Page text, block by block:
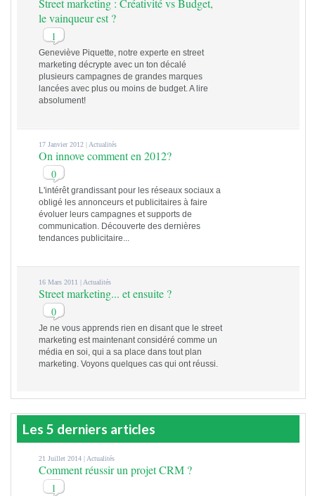
Street marketing : Créativité vs Budget,
le vainqueur est ?
1
Geneviève Piquette, notre experte en street
marketing décrypte avec un ton décalé
plusieurs campagnes de grandes marques
lancées avec plus ou moins de budget. A lire
absolument!
17 Janvier 2012 |Actualités
On innove comment en 2012?
0
L'intérêt grandissant pour les réseaux sociaux a
obligé les annonceurs et publicitaires à faire
évoluer leurs campagnes et supports de
communication. Découverte des dernières
tendances publicitaire...
16 Mars 2011 |Actualités
Street marketing... et ensuite ?
0
Je ne vous apprends rien en disant que le street
marketing est maintenant considéré comme un
média en soi, qui a sa place dans tout plan
marketing. Voyons quelques cas qui ont réussi.
Les 5 derniers articles
21 Juillet 2014 | Actualités
Comment réussir un projet CRM ?
1